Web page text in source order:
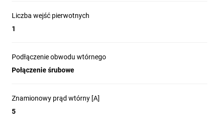
Liczba wejść pierwotnych
1
Podłączenie obwodu wtórnego
Połączenie śrubowe
Znamionowy prąd wtórny [A]
5